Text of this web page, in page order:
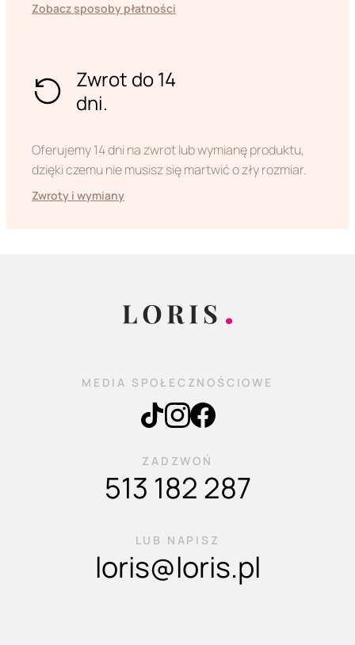
Zobacz sposoby płatności
Zwrot do 14
dni.
Oferujemy 14 dni na zwrot lub wymianę produktu,
dzięki czemu nie musisz się martwić o zły rozmiar.
Zwroty i wymiany
MEDIA SPOŁECZNOŚCIOWE
ZADZWOŃ
513 182 287
LUB NAPISZ
loris@loris.pl